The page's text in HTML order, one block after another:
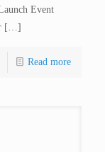
Event
[…]
Read more